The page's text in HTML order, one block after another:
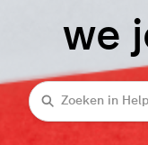
we
Zoeken